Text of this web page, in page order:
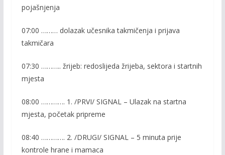
pojašnjenja
07:00 ……… dolazak učesnika takmičenja i prijava
takmičara
07:30 ……….. žrijeb: redoslijeda žrijeba, sektora i startnih
mjesta
08:00 …………. 1. /PRVI/ SIGNAL – Ulazak na startna
mjesta, početak pripreme
08:40 …………. 2. /DRUGI/ SIGNAL – 5 minuta prije
kontrole hrane i mamaca